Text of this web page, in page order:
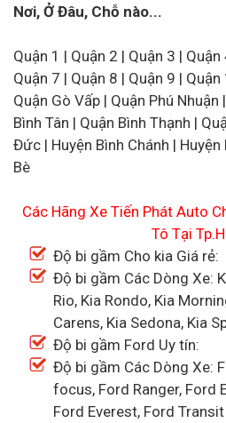
Nơi, Ở Đâu, Chỗ nào...
Quận 1 | Quận 2 | Quận 3 |
Quận 7 | Quận 8 | Quận 9 |
Quận Gò Vấp | Quận Phú Nhuận
Bình Tân | Quận Bình Thạnh |
Đức | Huyện Bình Chánh |
Bè
Các Hãng Xe Tiến Phát Auto
Tô Tại
Độ bi gầm Cho kia Giá rẻ:
Độ bi gầm Các Dòng Xe:
Rio, Kia Rondo, Kia
Carens, Kia Sedona, Kia
Độ bi gầm Ford Uy tín:
Độ bi gầm Các Dòng Xe:
focus, Ford Ranger, Ford
Ford Everest, Ford Transit